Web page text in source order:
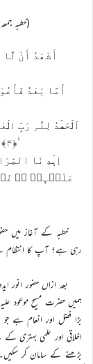
(خطبہ
أَشْھَدُ أَنْ
أَمَّا بَعْدُ
ؕ﴿۴﴾ إِیَّاکَ نَعۡبُدُ وَ إِیَّاکَ نَسۡتَعِیۡنُ ؕ﴿۵﴾
عَلَیۡہِمۡ
خطبہ کے آغاز میں
رہی ہے؟ آپ کا انتظام
بعد ازاں حضور انور
ہمیں حضرت مسیح موعود
بڑا فضل اور انعام ہے جو
اخلاقی اور علمی بہتری
بڑھنے کے سامان کر